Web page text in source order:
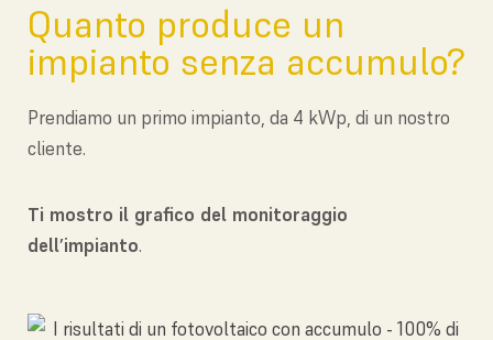
Quanto produce un
impianto senza accumulo?
Prendiamo un primo impianto, da 4 kWp, di un nostro
cliente.
Ti mostro il grafico del monitoraggio
dell’impianto.